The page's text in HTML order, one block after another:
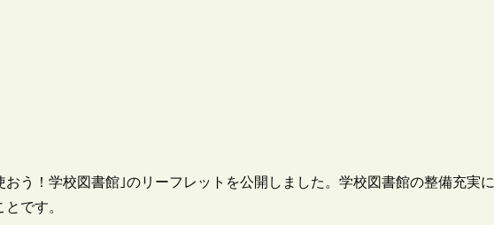
おう！学校図書館｣のリーフレットを公開しました。学校図書館の整備充実に
です。